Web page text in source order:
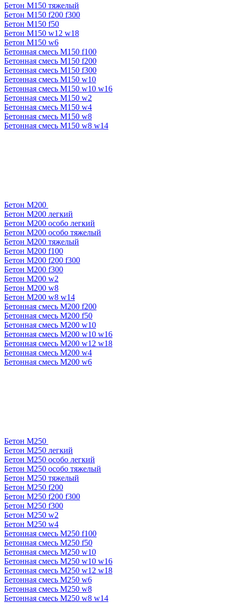
Бетон М150 тяжелый
Бетон М150 f200 f300
Бетон М150 f50
Бетон М150 w12 w18
Бетон М150 w6
Бетонная смесь М150 f100
Бетонная смесь М150 f200
Бетонная смесь М150 f300
Бетонная смесь М150 w10
Бетонная смесь М150 w10 w16
Бетонная смесь М150 w2
Бетонная смесь М150 w4
Бетонная смесь М150 w8
Бетонная смесь М150 w8 w14
Бетон М200
Бетон М200 легкий
Бетон М200 особо легкий
Бетон М200 особо тяжелый
Бетон М200 тяжелый
Бетон М200 f100
Бетон М200 f200 f300
Бетон М200 f300
Бетон М200 w2
Бетон М200 w8
Бетон М200 w8 w14
Бетонная смесь М200 f200
Бетонная смесь М200 f50
Бетонная смесь М200 w10
Бетонная смесь М200 w10 w16
Бетонная смесь М200 w12 w18
Бетонная смесь М200 w4
Бетонная смесь М200 w6
Бетон М250
Бетон М250 легкий
Бетон М250 особо легкий
Бетон М250 особо тяжелый
Бетон М250 тяжелый
Бетон М250 f200
Бетон М250 f200 f300
Бетон М250 f300
Бетон М250 w2
Бетон М250 w4
Бетонная смесь М250 f100
Бетонная смесь М250 f50
Бетонная смесь М250 w10
Бетонная смесь М250 w10 w16
Бетонная смесь М250 w12 w18
Бетонная смесь М250 w6
Бетонная смесь М250 w8
Бетонная смесь М250 w8 w14